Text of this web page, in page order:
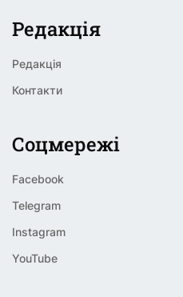
Редакція
Редакція
Контакти
Соцмережі
Facebook
Telegram
Instagram
YouTube